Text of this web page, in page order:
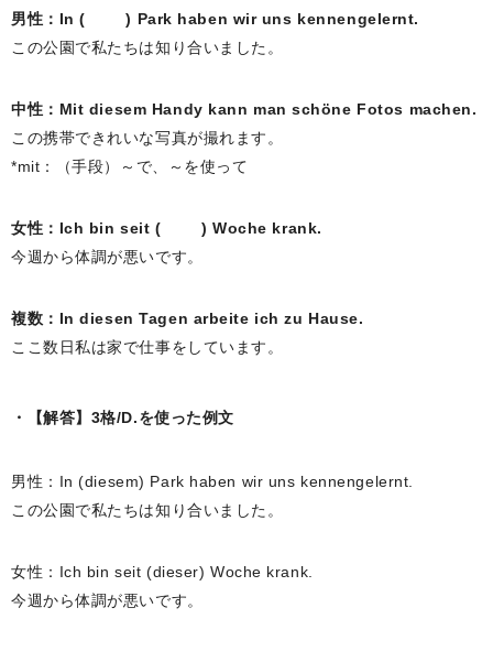
男性：In ( ) Park haben wir uns kennengelernt.
この公園で私たちは知り合いました。
中性：Mit diesem Handy kann man schöne Fotos machen.
この携帯できれいな写真が撮れます。
*mit：（手段）～で、～を使って
女性：Ich bin seit ( ) Woche krank.
今週から体調が悪いです。
複数：In diesen Tagen arbeite ich zu Hause.
ここ数日私は家で仕事をしています。
【解答】3格/D.を使った例文
男性：In (diesem) Park haben wir uns kennengelernt.
この公園で私たちは知り合いました。
女性：Ich bin seit (dieser) Woche krank.
今週から体調が悪いです。